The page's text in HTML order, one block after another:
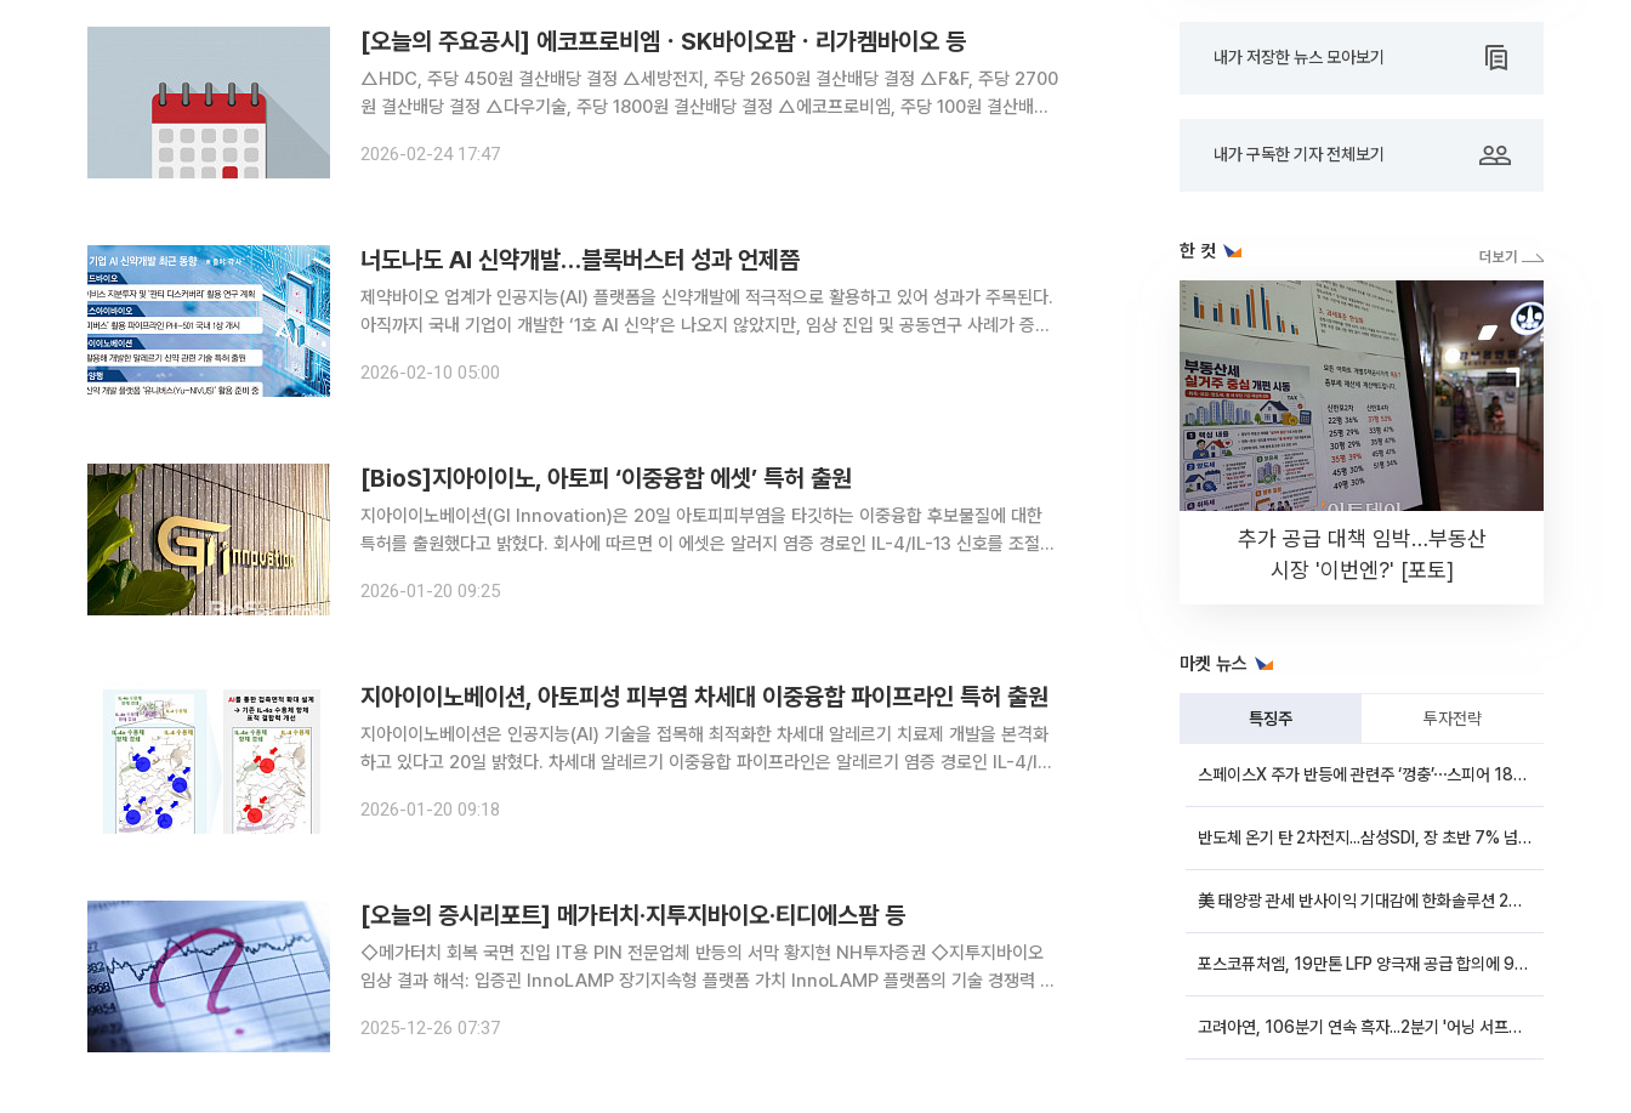
[오늘의 주요공시] 에코프로비엠ㆍSK바이오팜ㆍ리가켐바이오 등
△HDC, 주당 450원 결산배당 결정 △세방전지, 주당 2650원 결산배당 결정 △F&F, 주당 2700
원 결산배당 결정 △다우기술, 주당 1800원 결산배당 결정 △에코프로비엠, 주당 100원 결산배당
483억 규모 의약품 공급계약
2026-02-24 17:47
너도나도 AI 신약개발…블록버스터 성과 언제쯤
제약바이오 업계가 인공지능(AI) 플랫폼을 신약개발에 적극적으로 활용하고 있어 성과가 주목된다.
아직까지 국내 기업이 개발한 ‘1호 AI 신약’은 나오지 않았지만, 임상 진입 및 공동연구 사례가 증가
에임드바이오, 파로스아이바이오, 지아이이노베이션, 유한양행
2026-02-10 05:00
[BioS]지아이이노, 아토피 ‘이중융합 에셋’ 특허 출원
지아이이노베이션(GI Innovation)은 20일 아토피피부염을 타깃하는 이중융합 후보물질에 대한
특허를 출원했다고 밝혔다. 회사에 따르면 이 에셋은 알러지 염증 경로인 IL-4/IL-13 신호를 조절하
13 이외에 약물이 타깃하는 다른 부위에 대한 세부
2026-01-20 09:25
지아이이노베이션, 아토피성 피부염 차세대 이중융합 파이프라인 특허 출원
지아이이노베이션은 인공지능(AI) 기술을 접목해 최적화한 차세대 알레르기 치료제 개발을 본격화
하고 있다고 20일 밝혔다. 차세대 알레르기 이중융합 파이프라인은 알레르기 염증 경로인 IL-4/IL-
환경 등을 고려해 듀피젠트 기전 외 다른 부위에 대한 세부 내용
2026-01-20 09:18
[오늘의 증시리포트] 메가터치·지투지바이오·티디에스팜 등
◇메가터치 회복 국면 진입 IT용 PIN 전문업체 반등의 서막 황지현 NH투자증권 ◇지투지바이오
임상 결과 해석: 입증괸 InnoLAMP 장기지속형 플랫폼 가치 InnoLAMP 플랫폼의 기술 경쟁력 치
확인 김민찬, 김주형 그로쓰리서치 ◇티디에스팜 파
2025-12-26 07:37
내가 저장한 뉴스 모아보기
내가 구독한 기자 전체보기
한 컷
추가 공급 대책 임박…부동산
시장 '이번엔?' [포토]
마켓 뉴스
특징주 투자전략
스페이스X 주가 반등에 관련주 ‘껑충’⋯스피어 18%ㆍ에이치브이엠 12%↑
반도체 온기 탄 2차전지...삼성SDI, 장 초반 7% 넘게 껑충
美 태양광 관세 반사이익 기대감에 한화솔루션 20%대·OCI홀딩스 14%대 급등
포스코퓨처엠, 19만톤 LFP 양극재 공급 합의에 9%대 강세
고려아연, 106분기 연속 흑자...2분기 '어닝 서프라이즈'에 장 초반 12%대 강세